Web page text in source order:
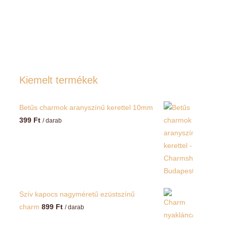
Kiemelt termékek
Betűs charmok aranyszínű kerettel 10mm
399 Ft / darab
Szív kapocs nagyméretű ezüstszínű
charm 899 Ft / darab